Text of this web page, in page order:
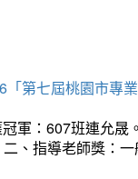
第七屆桃園市專
軍：607班連允
、指導老師獎：